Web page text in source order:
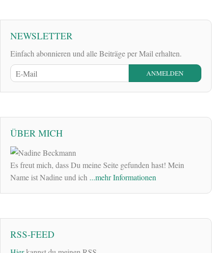
NEWSLETTER
Einfach abonnieren und alle Beiträge per Mail erhalten.
ÜBER MICH
Es freut mich, dass Du meine Seite gefunden hast! Mein
Name ist Nadine und ich ...mehr Informationen
RSS-FEED